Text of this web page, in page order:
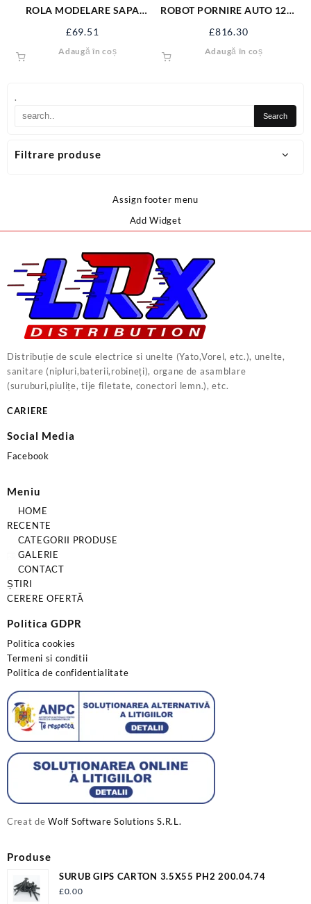
.
Filtrare produse
ROLA MODELARE SAPA
£69.51
Adaugă în coș
ROBOT PORNIRE AUTO 12V-
£816.30
Adaugă în coș
Assign footer menu
Add Widget
Distribuție de scule electrice si unelte (Yato,Vorel, etc.), unelte,
sanitare (nipluri,baterii,robineți), organe de asamblare
(suruburi,piulițe, tije filetate, conectori lemn.), etc.
CARIERE
Social Media
Facebook
Meniu
HOME
RECENTE
CATEGORII PRODUSE
GALERIE
CONTACT
ȘTIRI
CERERE OFERTĂ
Politica GDPR
Politica cookies
Termeni si conditii
Politica de confidentialitate
Creat deWolf Software Solutions S.R.L.
Produse
SURUB GIPS CARTON 3.5X55 PH2 200.04.74
£0.00